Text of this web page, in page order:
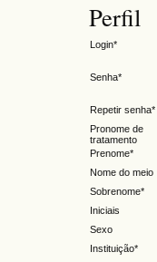
Perfil
Login*
Senha*
Repetir senha*
Pronome de
tratamento
Prenome*
Nome do meio
Sobrenome*
Iniciais
Sexo
Instituição*